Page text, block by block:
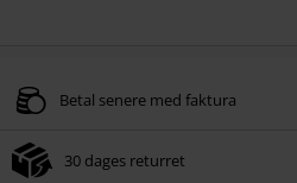
Betal senere med faktura
30 dages returret